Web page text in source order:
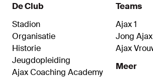
De Club
Stadion
Organisatie
Historie
Jeugdopleiding
Ajax Coaching Academy
Teams
Ajax 1
Jong Ajax
Ajax
Meer